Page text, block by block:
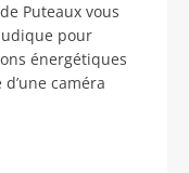
de Puteaux vous
pour
énergétiques
caméra